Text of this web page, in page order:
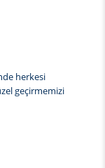
herkesi
geçirmemizi